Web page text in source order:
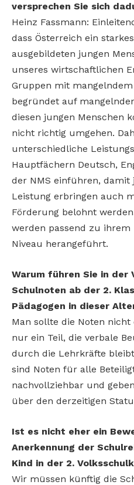
versprechen Sie sich
Heinz Fassmann:
dass Österreich ein
ausgebildeten jungen
unseres wirtschaftlichen
Gruppen mit
begründet auf
diesen jungen Menschen
nicht richtig umgehen.
unterschiedliche
Hauptfächern Deutsch,
der NMS einführen,
Leistung erbringen auch
Förderung belohnt
werden passend zu ihrem
Niveau herangeführt.
Warum führen Sie in der
Schulnoten ab der 2.
Pädagogen in dieser
Man sollte die Noten nicht
nur ein Teil, die verbale
durch die Lehrkräfte
sind Noten für alle
nachvollziehbar und
über den derzeitigen
Ist es nicht eher ein
Anerkennung der
Kind in der 2.
Wir müssen künftig die